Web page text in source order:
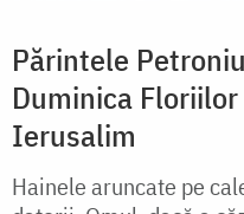
Părintele
Duminica
Ierusalim
Hainele aruncate pe